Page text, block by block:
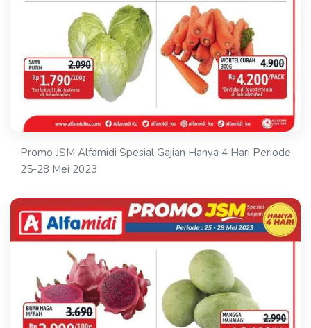
Promo JSM Alfamidi Spesial Gajian Hanya 4 Hari Periode
25-28 Mei 2023